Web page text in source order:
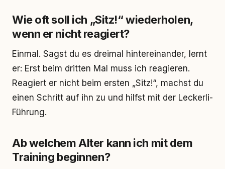
Wie oft soll ich „Sitz!“ wiederholen,
wenn er nicht reagiert?
Einmal. Sagst du es dreimal hintereinander, lernt
er: Erst beim dritten Mal muss ich reagieren.
Reagiert er nicht beim ersten „Sitz!“, machst du
einen Schritt auf ihn zu und hilfst mit der Leckerli-
Führung.
Ab welchem Alter kann ich mit dem
Training beginnen?